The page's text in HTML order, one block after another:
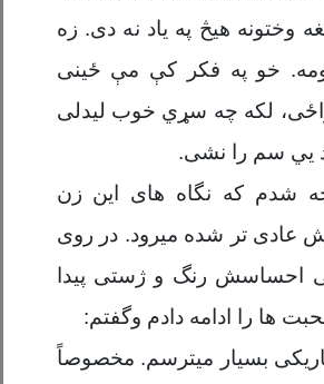
وختونه هیڅ په یاد نه دی. زه
خو په فکر کې مې ځینی
لکه چه سړ ي خوب لیدلی
یي سم را نشی.
شدم که نگاه های این زن
عادی تر شده میرود. در روی
احساسش رنگ و ژستی پیدا
ها را ادامه دادم وگفتم:
بسیار میترسم. مخصوصاً